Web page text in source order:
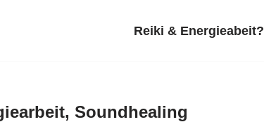
Reiki & Energieabeit?
Soundhealing